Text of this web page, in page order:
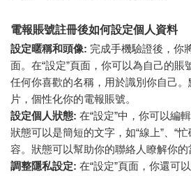
電報賬號註冊後如何設定個人資料
設定暱稱和頭像: 完成手機驗證後，你
面。在“設定”頁面，你可以為自己的賬
任何你喜歡的名稱，用於識別你自己
片，個性化你的電報賬號。
設定個人狀態: 在“設定”中，你可以編
狀態可以是簡短的文字，如“線上”、“
容。狀態可以幫助你的聯絡人瞭解你的
調整隱私設定: 在“設定”頁面，你還可